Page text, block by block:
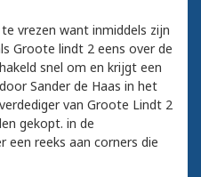
vrezen want inmiddels zijn
Groote lindt 2 eens over de
snel om en krijgt een
Sander de Haas in het
van Groote Lindt 2
gekopt. in de
een reeks aan corners die